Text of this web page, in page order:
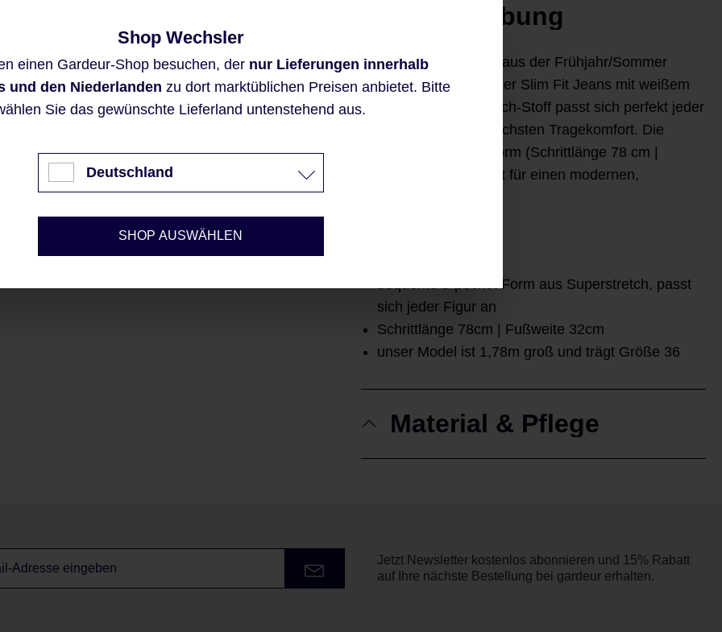
Beschreibung
Die TWIGYH-940241 aus der Frühjahr/Sommer
Kollektion ist eine Super Slim Fit Jeans mit weißem
Druck. Der Superstretch-Stoff passt sich perfekt jeder
Figur an und bietet höchsten Tragekomfort. Die
bequeme 5-Pocket-Form (Schrittlänge 78 cm |
Fußweite 32 cm) sorgt für einen modernen,
bequeme 5-pocket Form aus Superstretch, passt
sich jeder Figur an
Schrittlänge 78cm | Fußweite 32cm
unser Model ist 1,78m groß und trägt Größe 36
Material & Pflege
Jetzt Newsletter kostenlos abonnieren und 15% Rabatt
auf Ihre nächste Bestellung bei gardeur erhalten.
Shop Wechsler
einen Gardeur-Shop besuchen, der nur Lieferungen innerhalb
und den Niederlanden zu dort marktüblichen Preisen anbietet. Bitte
Sie das gewünschte Lieferland untenstehend aus.
Deutschland
SHOP AUSWÄHLEN
Diese Website verwendet Cookies,
um eine bestmögliche Erfahrung
bieten zu können.
Konfigurieren